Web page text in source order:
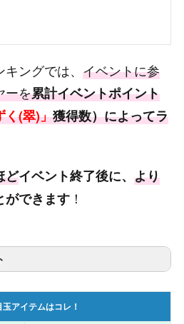
[UR確定ハコ]
3
の欠片 500
石 600
「記念ベルト[覇剣戦
ド 10000
[UR確定ハコ]
ングでは、 イベントに参
ーを累計イベントポイント
く(翠)」獲得数）によってラ
どイベント終了後に、 より
ができます！
アイテムはコレ！